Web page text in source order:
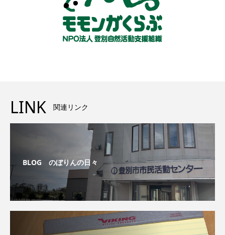
LINK 関連リンク
BLOG のぼりんの日々